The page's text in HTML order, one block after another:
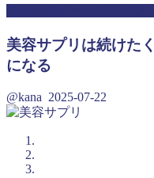
美容サプリは続けた
になる
@kana 2025-07-22